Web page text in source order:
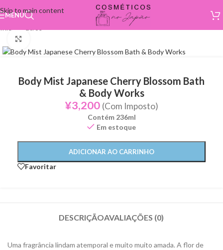
Skip to main content
MENU
Body Mist Japanese Cherry Blossom Bath
& Body Works
¥3,200 (Com Imposto)
Contém 236ml
Em estoque
ADICIONAR AO CARRINHO
Favoritar
DESCRIÇÃOAVALIAÇÕES (0)
Uma fragrância lindam atemporal e muito muito amada. A flor de